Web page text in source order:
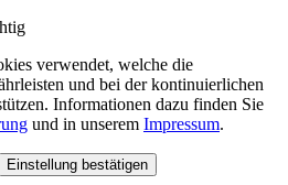
verwendet, welche die
und bei der kontinuierlichen
Informationen dazu finden Sie
und in unserem Impressum.
Einstellung bestätigen